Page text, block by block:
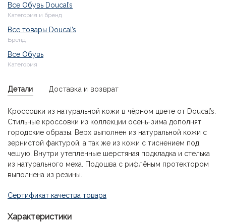
Все Обувь Doucal’s
Категория и бренд
Все товары Doucal’s
Бренд
Все Обувь
Категория
Детали Доставка и возврат
Кроссовки из натуральной кожи в чёрном цвете от Doucal’s.
Стильные кроссовки из коллекции осень-зима дополнят
городские образы. Верх выполнен из натуральной кожи с
зернистой фактурой, а так же из кожи с тиснением под
чешую. Внутри утеплённые шерстяная подкладка и стелька
из натурального меха. Подошва с рифлёным протектором
выполнена из резины.
Сертификат качества товара
Характеристики